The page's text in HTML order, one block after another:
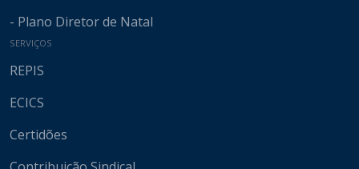
- Plano Diretor de Natal
SERVIÇOS
REPIS
ECICS
Certidões